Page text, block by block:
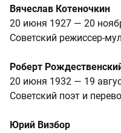
Вячеслав Котеночкин
20 июня 1927 — 20
Советский режиссер-
Роберт
20 июня 1932 — 19
Советский поэт и
Юрий Визбор